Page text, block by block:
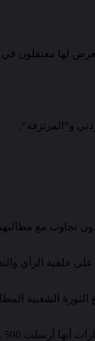
تجاوب مع مطالبهم
إلى المملكة.